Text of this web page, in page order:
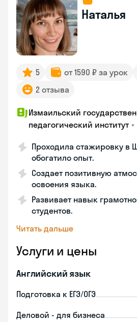
Наталья
5 от 1590 ₽ за урок
2 отзыва
Измаильский
педагогический институт •
Проходила стажировку в
обогатило опыт.
Создает позитивную
освоения языка.
Развивает навык
студентов.
Читать дальше
Услуги и цены
Английский язык
Подготовка к ЕГЭ/ОГЭ
Деловой - для бизнеса